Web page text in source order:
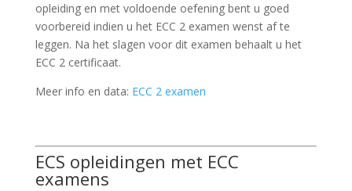
opleiding en met voldoende oefening bent u goed
voorbereid indien u het ECC 2 examen wenst af te
leggen. Na het slagen voor dit examen behaalt u het
ECC 2 certificaat.
Meer info en data: ECC 2 examen
ECS opleidingen met ECC
examens